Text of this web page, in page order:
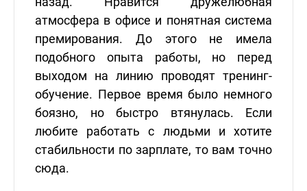
атмосфера в офисе и понятная система
премирования. До этого не имела
подобного опыта работы, но перед
выходом на линию проводят тренинг-
обучение. Первое время было немного
боязно, но быстро втянулась. Если
любите работать с людьми и хотите
стабильности по зарплате, то вам точно
сюда.